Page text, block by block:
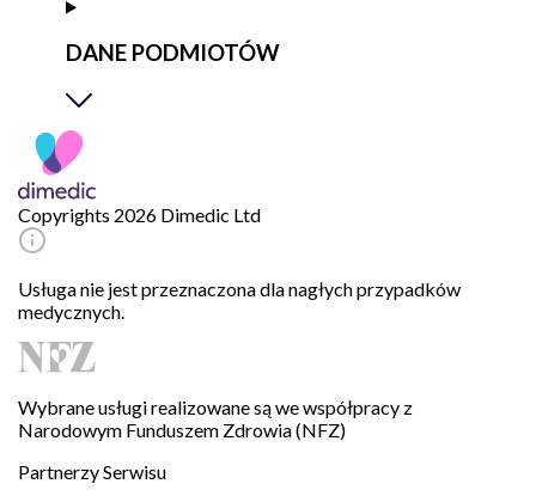
DANE PODMIOTÓW
Copyrights 2026 Dimedic Ltd
Usługa nie jest przeznaczona dla nagłych przypadków
medycznych.
Wybrane usługi realizowane są we współpracy z
Narodowym Funduszem Zdrowia (NFZ)
Partnerzy Serwisu